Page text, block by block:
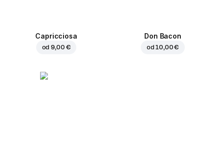
Capricciosa
od9,00 €
Don Bacon
od10,00 €